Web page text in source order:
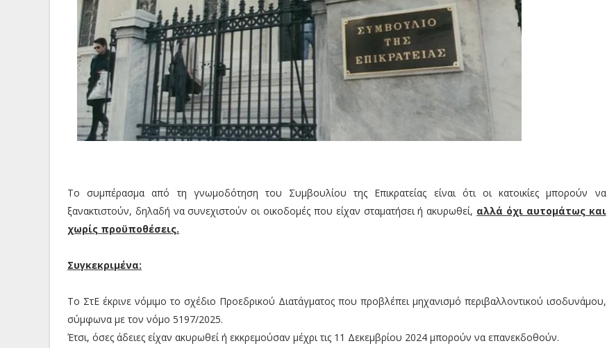
Το συμπέρασμα από τη γνωμοδότηση του Συμβουλίου της Επικρατείας είναι ότι οι κατοικίες μπορούν να
ξανακτιστούν, δηλαδή να συνεχιστούν οι οικοδομές που είχαν σταματήσει ή ακυρωθεί, αλλά όχι αυτομάτως και
χωρίς προϋποθέσεις.
Συγκεκριμένα:
Το ΣτΕ έκρινε νόμιμο το σχέδιο Προεδρικού Διατάγματος που προβλέπει μηχανισμό περιβαλλοντικού ισοδυνάμου,
σύμφωνα με τον νόμο 5197/2025.
Έτσι, όσες άδειες είχαν ακυρωθεί ή εκκρεμούσαν μέχρι τις 11 Δεκεμβρίου 2024 μπορούν να επανεκδοθούν.